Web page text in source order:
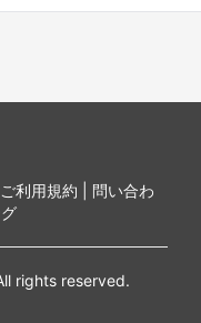
ご利用規約 | 問い合わ
rights reserved.